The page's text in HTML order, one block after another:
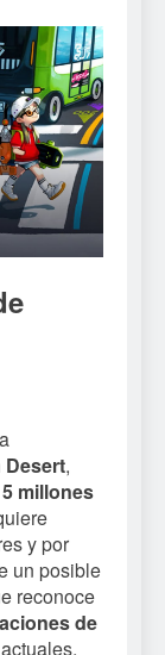
,
5 millones
y por
un posible
reconoce
de